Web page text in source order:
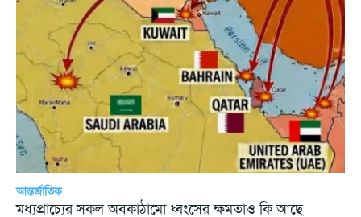
আন্তর্জাতিক
মধ্যপ্রাচ্যের সকল অবকাঠামো ধ্বংসের ক্ষমতাও কি আছে